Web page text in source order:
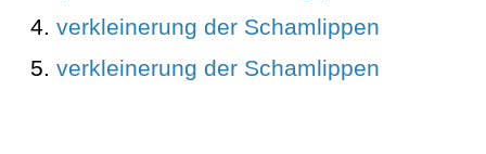
verkleinerung der Schamlippen
verkleinerung der Schamlippen